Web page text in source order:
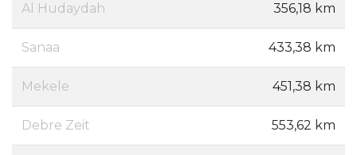
Al Hudaydah 356,18 km
Sanaa 433,38 km
Mekele 451,38 km
Debre Zeit 553,62 km